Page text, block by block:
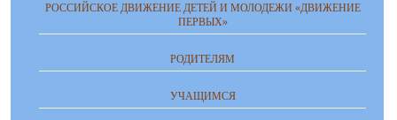
РОССИЙСКОЕ ДВИЖЕНИЕ ДЕТЕЙ И МОЛОДЕЖИ «ДВИЖЕНИЕ
ПЕРВЫХ»
РОДИТЕЛЯМ
УЧАЩИМСЯ